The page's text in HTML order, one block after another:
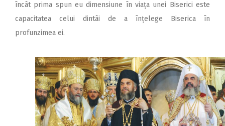
încât prima spun eu dimensiune în viața unei Biserici este
capacitatea celui dintâi de a înțelege Biserica în
profunzimea ei.